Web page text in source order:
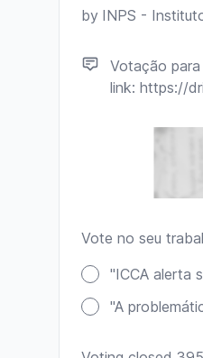
by
Votação
link: https://
Vote no seu
"ICCA alerta
"A